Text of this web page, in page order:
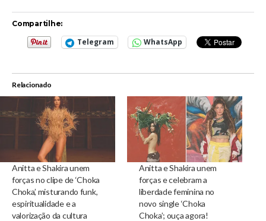
Compartilhe:
Telegram WhatsApp
Relacionado
Anitta e Shakira unem
forças no clipe de ‘Choka
Choka’, misturando funk,
espiritualidade e a
valorização da cultura
Anitta e Shakira unem
forças e celebram a
liberdade feminina no
novo single ‘Choka
Choka’; ouça agora!